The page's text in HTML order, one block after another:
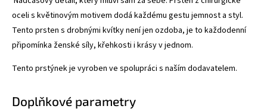
oceli s květinovým motivem dodá každému gestu jemnost a styl.
Tento prsten s drobnými kvítky není jen ozdoba, je to každodenní
připomínka ženské síly, křehkosti i krásy v jednom.
Tento prstýnek je vyroben ve spolupráci s naším dodavatelem.
Doplňkové parametry